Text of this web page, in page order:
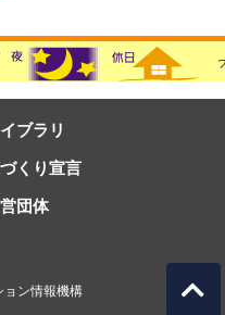
ブラリ
くり宣言
団体
ョン情報機構